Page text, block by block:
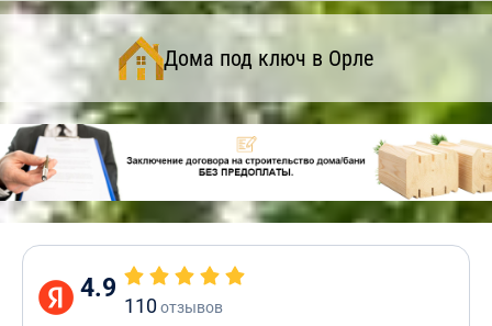
Дома под ключ в Орле
4.9
110отзывов